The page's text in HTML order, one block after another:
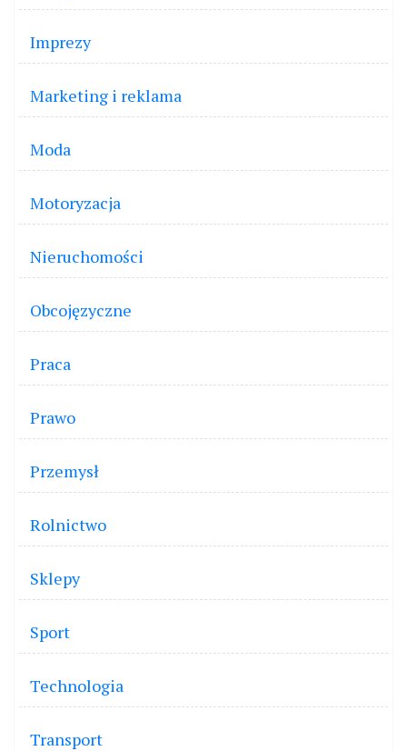
Imprezy
Marketing i reklama
Moda
Motoryzacja
Nieruchomości
Obcojęzyczne
Praca
Prawo
Przemysł
Rolnictwo
Sklepy
Sport
Technologia
Transport